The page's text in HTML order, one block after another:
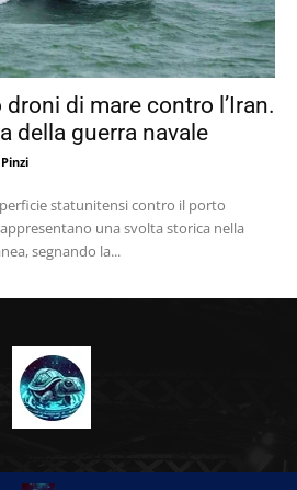
di mare contro l’Iran.
della guerra navale
statunitensi contro il porto
una svolta storica nella
segnando la...